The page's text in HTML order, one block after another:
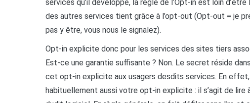
services qu’il développe, la règle de l’Opt-in est loin
des autres services tient grâce à l’opt-out (Opt-out = je
pas y être, vous nous le signalez).
Opt-in explicite donc pour les services des sites tiers
Est-ce une garantie suffisante ? Non. Le secret réside
cet opt-in explicite aux usagers desdits services. En
habituellement aussi votre opt-in explicite : il s’agit de lire